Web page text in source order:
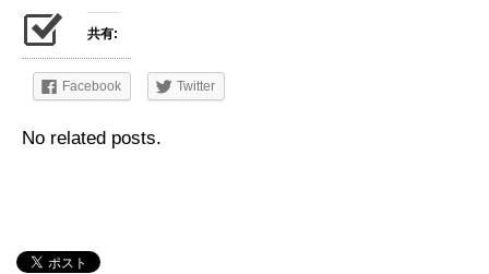
共有:
Facebook Twitter
No related posts.